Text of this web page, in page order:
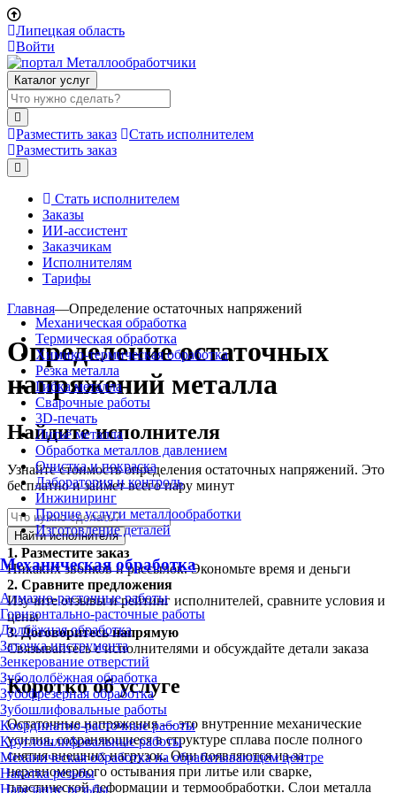
Липецкая область
Войти
Каталог услуг
Разместить заказ
Стать исполнителем
Разместить заказ
Стать исполнителем
Заказы
ИИ-ассистент
Заказчикам
Исполнителям
Тарифы
Механическая обработка
Термическая обработка
Химико-термическая обработка
Резка металла
Гибка металла
Сварочные работы
3D-печать
Литьё металла
Обработка металлов давлением
Очистка и покраска
Лаборатория и контроль
Инжиниринг
Прочие услуги металлообработки
Изготовление деталей
Механическая обработка
Алмазно-расточные работы
Горизонтально-расточные работы
Долбёжная обработка
Заточка инструмента
Зенкерование отверстий
Зубодолбёжная обработка
Зубофрезерная обработка
Зубошлифовальные работы
Координатно-расточные работы
Круглошлифовальные работы
Механическая обработка на обрабатывающем центре
Накатка резьбы
Нарезание резьбы
Главная—Определение остаточных напряжений
Определение остаточных
напряжений металла
Найдите исполнителя
Узнайте стоимость определения остаточных напряжений. Это
бесплатно и займет всего пару минут
Найти исполнителя
1. Разместите заказ
Никаких звонков и рассылок. Экономьте время и деньги
2. Сравните предложения
Изучите отзывы и рейтинг исполнителей, сравните условия и
цены
3.Договоритесь напрямую
Связывайтесь с исполнителями и обсуждайте детали заказа
Коротко об услуге
Остаточные напряжения — это внутренние механические
усилия, сохраняющиеся в структуре сплава после полного
снятия внешних нагрузок. Они появляются из-за
неравномерного остывания при литье или сварке,
пластической деформации и термообработки. Слои металла